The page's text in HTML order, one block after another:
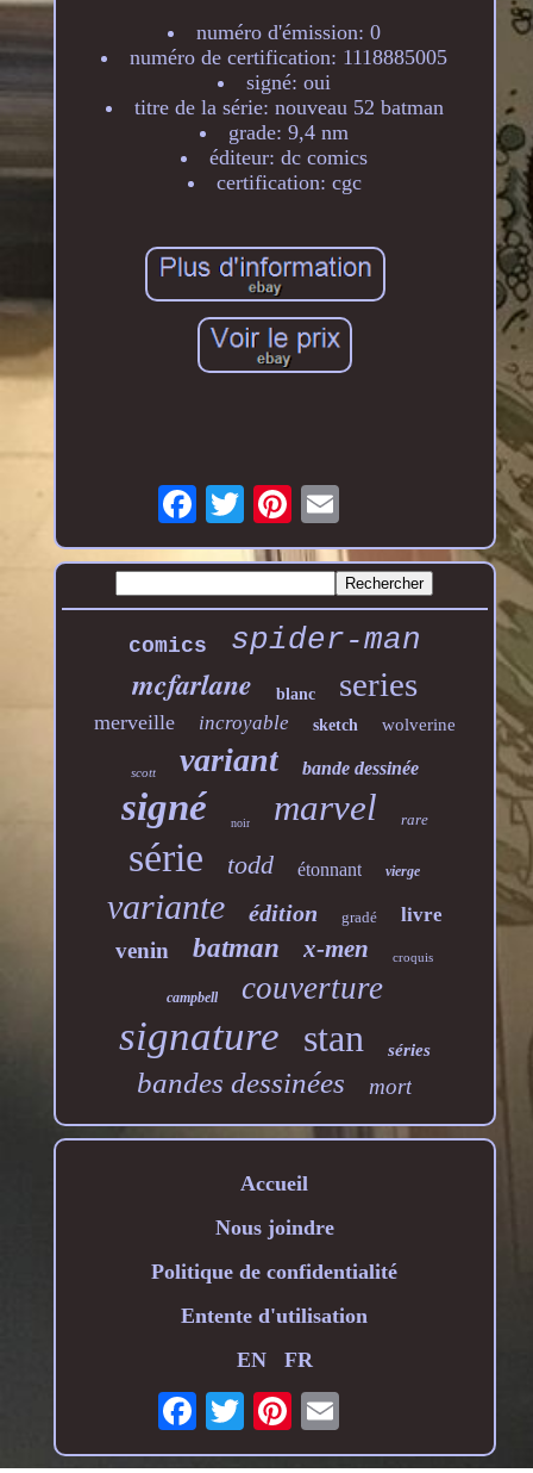
numéro d'émission: 0
numéro de certification: 1118885005
signé: oui
titre de la série: nouveau 52 batman
grade: 9,4 nm
éditeur: dc comics
certification: cgc
comics spider-man
mcfarlane blanc series
merveille incroyable sketch wolverine
scott variant bande dessinée
signé noir marvel rare
série todd étonnant vierge
variante édition gradé livre
venin batman x-men croquis
campbell couverture
signature stan séries
bandes dessinées mort
Accueil
Nous joindre
Politique de confidentialité
Entente d'utilisation
EN
FR